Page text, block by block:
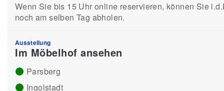
Wenn Sie bis 15 Uhr online reservieren, können Sie
noch am selben Tag abholen.
Ausstellung
Im Möbelhof ansehen
Parsberg
Ingolstadt